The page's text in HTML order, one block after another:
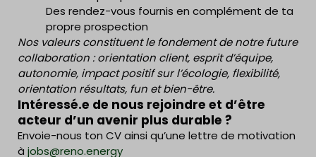
Des rendez-vous fournis en complément de ta
propre prospection
Nos valeurs constituent le fondement de notre future
collaboration : orientation client, esprit d’équipe,
autonomie, impact positif sur l’écologie, flexibilité,
orientation résultats, fun et bien-être.
Intéressé.e de nous rejoindre et d’être
acteur d’un avenir plus durable ?
Envoie-nous ton CV ainsi qu’une lettre de motivation
à jobs@reno.energy